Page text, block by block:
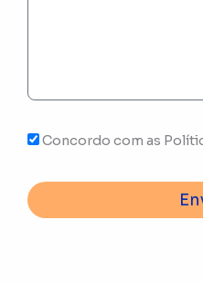
Concordo com as